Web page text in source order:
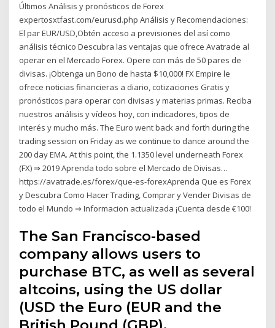
Últimos Análisis y pronósticos de Forex
expertosxtfast.com/eurusd.php Análisis y Recomendaciones:
El par EUR/USD,Obtén acceso a previsiones del así como
análisis técnico Descubra las ventajas que ofrece Avatrade al
operar en el Mercado Forex. Opere con más de 50 pares de
divisas. ¡Obtenga un Bono de hasta $10,000! FX Empire le
ofrece noticias financieras a diario, cotizaciones Gratis y
pronósticos para operar con divisas y materias primas. Reciba
nuestros análisis y vídeos hoy, con indicadores, tipos de
interés y mucho más. The Euro went back and forth during the
trading session on Friday as we continue to dance around the
200 day EMA. At this point, the 1.1350 level underneath Forex
(FX) ⇒ 2019 Aprenda todo sobre el Mercado de Divisas…
https://avatrade.es/forex/que-es-forexAprenda Que es Forex
y Descubra Como Hacer Trading, Comprar y Vender Divisas de
todo el Mundo ⇒ Informacion actualizada ¡Cuenta desde €100!
The San Francisco-based
company allows users to
purchase BTC, as well as several
altcoins, using the US dollar
(USD the Euro (EUR and the